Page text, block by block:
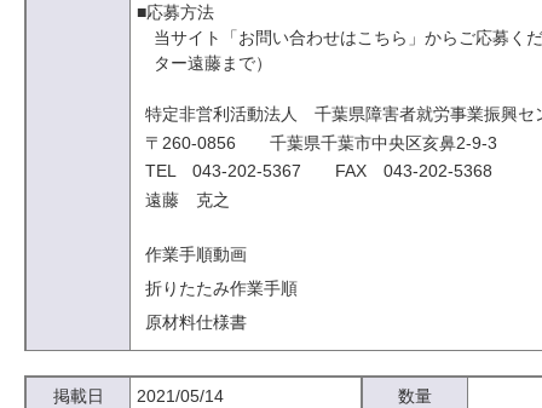
■応募方法
当サイト「お問い合わせはこちら」からご応募く
ター遠藤まで）
特定非営利活動法人 千葉県障害者就労事業振興セ
〒260-0856 千葉県千葉市中央区亥鼻2-9-3
TEL 043-202-5367 FAX 043-202-5368
遠藤 克之
作業手順動画
折りたたみ作業手順
原材料仕様書
掲載日 2021/05/14
数量